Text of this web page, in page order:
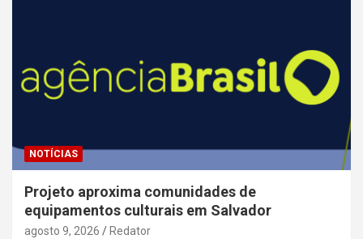
NOTÍCIAS
Projeto aproxima comunidades de
equipamentos culturais em Salvador
agosto 9, 2026 Redator